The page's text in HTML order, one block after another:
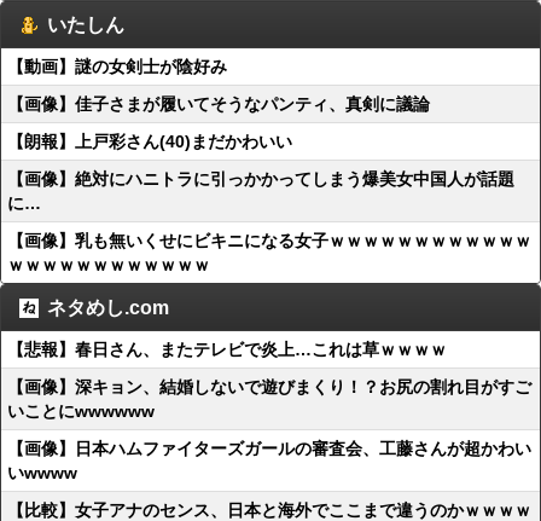
いたしん
【動画】謎の女剣士が陰好み
【画像】佳子さまが履いてそうなパンティ、真剣に議論
【朗報】上戸彩さん(40)まだかわいい
【画像】絶対にハニトラに引っかかってしまう爆美女中国人が話題
に…
【画像】乳も無いくせにビキニになる女子ｗｗｗｗｗｗｗｗｗｗｗｗ
ｗｗｗｗｗｗｗｗｗｗｗｗ
ネタめし.com
【悲報】春日さん、またテレビで炎上…これは草ｗｗｗｗ
【画像】深キョン、結婚しないで遊びまくり！？お尻の割れ目がすご
いことにwwwwww
【画像】日本ハムファイターズガールの審査会、工藤さんが超かわい
いwwww
【比較】女子アナのセンス、日本と海外でここまで違うのかｗｗｗｗ